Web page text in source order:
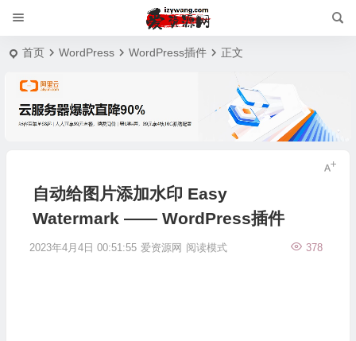
首页 WordPress WordPress插件 正文
自动给图片添加水印 Easy
Watermark —— WordPress插件
2023年4月4日 00:51:55 爱资源网 378
阅读模式